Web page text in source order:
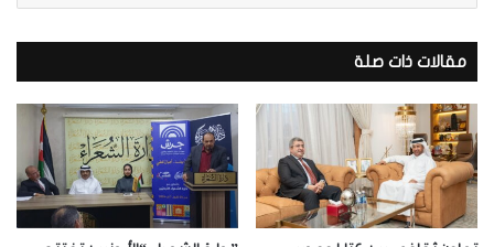
ي
د
ك
ا
ل
إ
ل
ت
مقالات ذات صلة